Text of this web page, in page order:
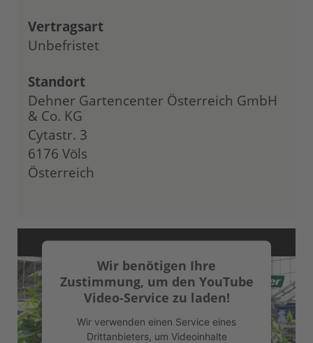
Vertragsart
Unbefristet
Standort
Dehner Gartencenter Österreich GmbH
& Co. KG
Cytastr. 3
6176 Völs
Österreich
Wir benötigen Ihre
Zustimmung, um den YouTube
Video-Service zu laden!
Wir verwenden einen Service eines
Drittanbieters, um Videoinhalte